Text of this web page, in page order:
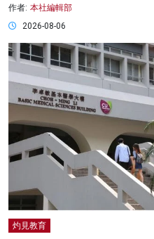
作者: 本社編輯部
2026-08-06
灼見教育